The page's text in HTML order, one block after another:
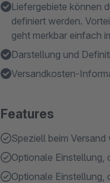
Liefergebiete können
definiert werden.
geht merkbar einfach
Darstellung und
Versandkosten-
Features
Speziell beim
Optionale Einstellung,
Optionale Einstellung,